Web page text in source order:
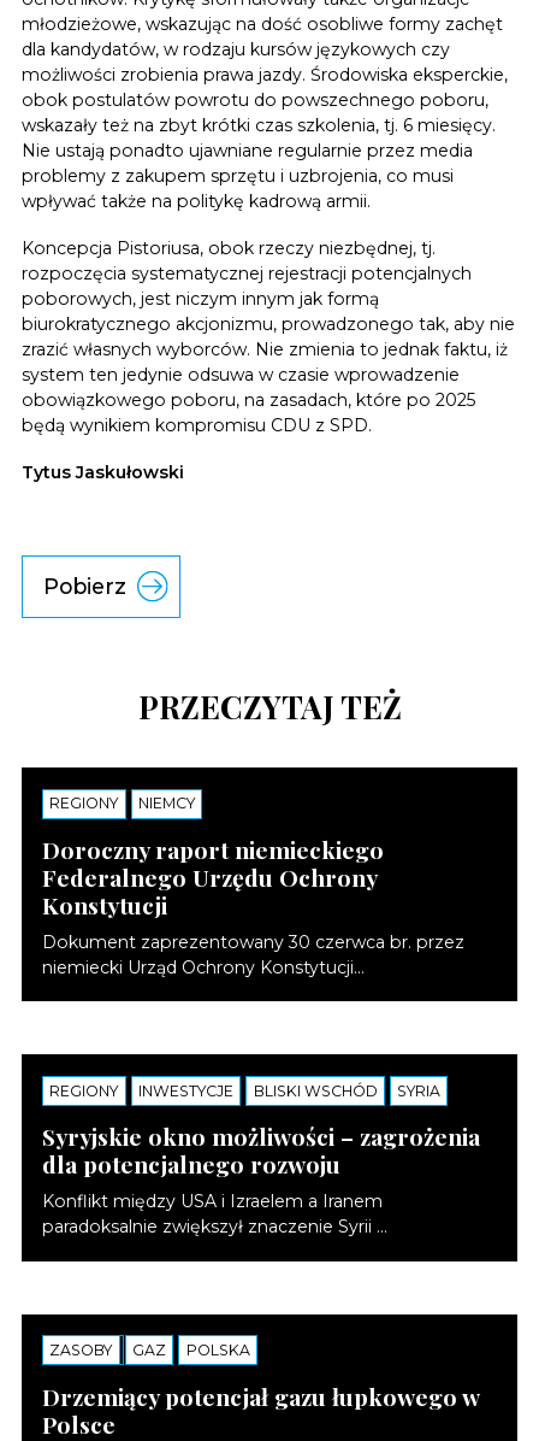
młodzieżowe, wskazując na dość osobliwe formy zachęt
dla kandydatów, w rodzaju kursów językowych czy
możliwości zrobienia prawa jazdy. Środowiska eksperckie,
obok postulatów powrotu do powszechnego poboru,
wskazały też na zbyt krótki czas szkolenia, tj. 6 miesięcy.
Nie ustają ponadto ujawniane regularnie przez media
problemy z zakupem sprzętu i uzbrojenia, co musi
wpływać także na politykę kadrową armii.
Koncepcja Pistoriusa, obok rzeczy niezbędnej, tj.
rozpoczęcia systematycznej rejestracji potencjalnych
poborowych, jest niczym innym jak formą
biurokratycznego akcjonizmu, prowadzonego tak, aby nie
zrazić własnych wyborców. Nie zmienia to jednak faktu, iż
system ten jedynie odsuwa w czasie wprowadzenie
obowiązkowego poboru, na zasadach, które po 2025
będą wynikiem kompromisu CDU z SPD.
Tytus Jaskułowski
Pobierz
PRZECZYTAJ TEŻ
REGIONY NIEMCY
NOTATKI
Doroczny raport niemieckiego
Federalnego Urzędu Ochrony
Konstytucji
Dokument zaprezentowany 30 czerwca br. przez
niemiecki Urząd Ochrony Konstytucji...
REGIONY INWESTYCJE BLISKI WSCHÓD SYRIA
NOTATKI
Syryjskie okno możliwości – zagrożenia
dla potencjalnego rozwoju
Konflikt między USA i Izraelem a Iranem
paradoksalnie zwiększył znaczenie Syrii ...
ZASOBY GAZ POLSKA
NOTATKI
Drzemiący potencjał gazu łupkowego w
Polsce